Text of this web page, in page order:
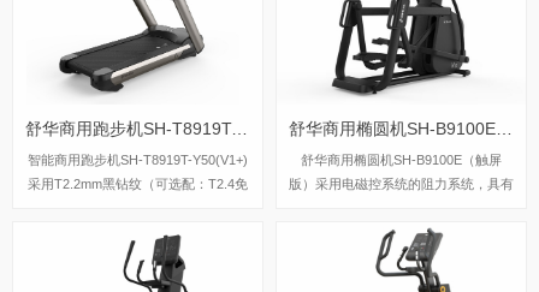
舒华商用跑步机SH-T8919T-Y50(V9+)21.5寸大屏
智能商用跑步机SH-T8919T-Y50(V1+)
采用T2.2mm黑钻纹（可选配：T2.4免
自带心率带及增加心率控速(HRC)程序
模块测量心跳等数据，跑步宽度达580
mm，可承受180kg的使用者使用。
舒华商用椭圆机SH-B9100E（触屏
版）采用电磁控系统的阻力系统，具有
片侦测心率，9.3公斤飞轮质量。